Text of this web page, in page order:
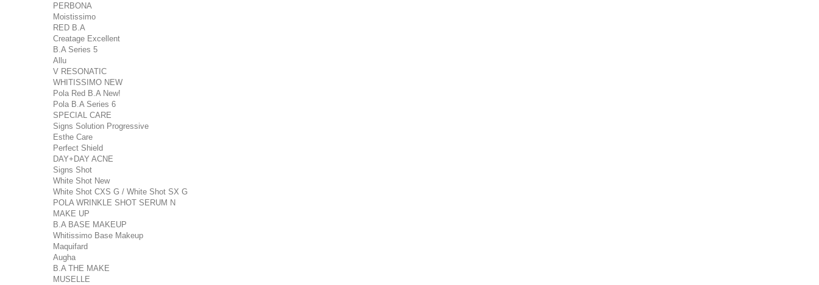
PERBONA
Moistissimo
RED B.A
Creatage Excellent
B.A Series 5
Allu
V RESONATIC
WHITISSIMO NEW
Pola Red B.A New!
Pola B.A Series 6
SPECIAL CARE
Signs Solution Progressive
Esthe Care
Perfect Shield
DAY+DAY ACNE
Signs Shot
White Shot New
White Shot CXS G / White Shot SX G
POLA WRINKLE SHOT SERUM N
MAKE UP
B.A BASE MAKEUP
Whitissimo Base Makeup
Maquifard
Augha
B.A THE MAKE
MUSELLE